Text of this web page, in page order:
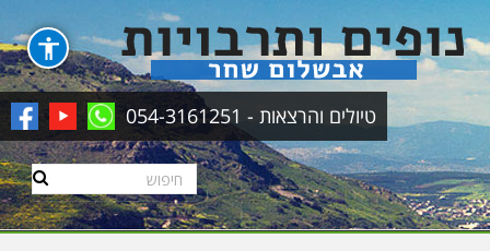
טיולים והרצאות - 054-3161251